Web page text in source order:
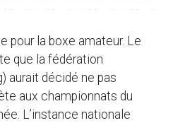
pour la boxe amateur. Le
que la fédération
aurait décidé ne pas
aux championnats du
L’instance nationale